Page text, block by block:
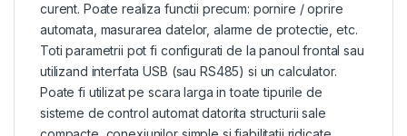
curent. Poate realiza functii precum: pornire / oprire
automata, masurarea datelor, alarme de protectie, etc.
Toti parametrii pot fi configurati de la panoul frontal sau
utilizand interfata USB (sau RS485) si un calculator.
Poate fi utilizat pe scara larga in toate tipurile de
sisteme de control automat datorita structurii sale